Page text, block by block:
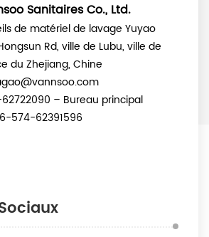
Sanitaires Co., Ltd.
de matériel de lavage Yuyao
Rd, ville de Lubu, ville de
du Zhejiang, Chine
– Bureau principal
574-62391596